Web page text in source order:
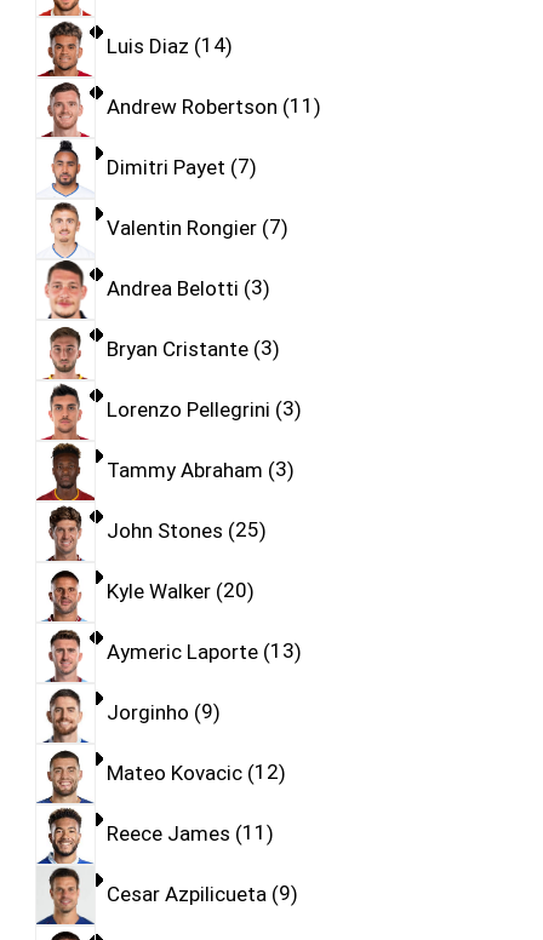
Luis Diaz 14
Andrew Robertson 11
Dimitri Payet 7
Valentin Rongier 7
Andrea Belotti 3
Bryan Cristante 3
Lorenzo Pellegrini 3
Tammy Abraham 3
John Stones 25
Kyle Walker 20
Aymeric Laporte 13
Jorginho 9
Mateo Kovacic 12
Reece James 11
Cesar Azpilicueta 9